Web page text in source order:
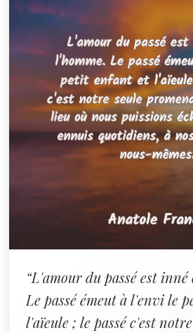
“L'amour du passé est inné
Le passé émeut à l'envi le
l'aïeule ; le passé c'est